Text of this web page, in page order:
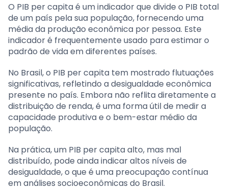
O PIB per capita é um indicador que divide o PIB total
de um país pela sua população, fornecendo uma
média da produção econômica por pessoa. Este
indicador é frequentemente usado para estimar o
padrão de vida em diferentes países.
No Brasil, o PIB per capita tem mostrado flutuações
significativas, refletindo a desigualdade econômica
presente no país. Embora não reflita diretamente a
distribuição de renda, é uma forma útil de medir a
capacidade produtiva e o bem-estar médio da
população.
Na prática, um PIB per capita alto, mas mal
distribuído, pode ainda indicar altos níveis de
desigualdade, o que é uma preocupação contínua
em análises socioeconômicas do Brasil.